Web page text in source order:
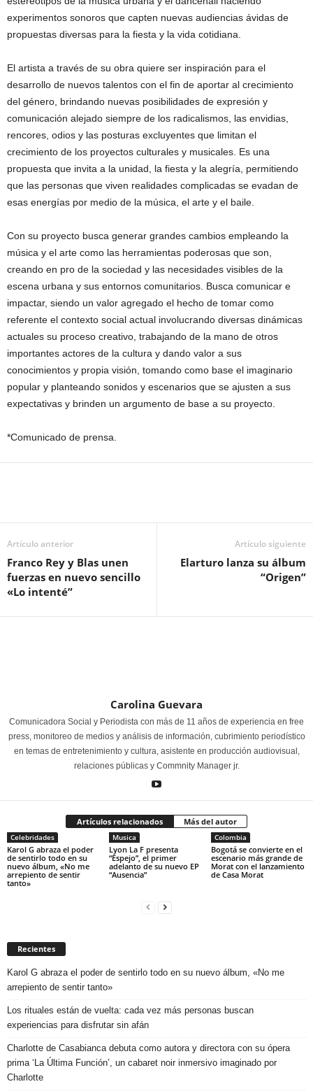
experimentos sonoros que capten nuevas audiencias ávidas de
propuestas diversas para la fiesta y la vida cotidiana.
El artista a través de su obra quiere ser inspiración para el
desarrollo de nuevos talentos con el fin de aportar al crecimiento
del género, brindando nuevas posibilidades de expresión y
comunicación alejado siempre de los radicalismos, las envidias,
rencores, odios y las posturas excluyentes que limitan el
crecimiento de los proyectos culturales y musicales. Es una
propuesta que invita a la unidad, la fiesta y la alegría, permitiendo
que las personas que viven realidades complicadas se evadan de
esas energías por medio de la música, el arte y el baile.
Con su proyecto busca generar grandes cambios empleando la
música y el arte como las herramientas poderosas que son,
creando en pro de la sociedad y las necesidades visibles de la
escena urbana y sus entornos comunitarios. Busca comunicar e
impactar, siendo un valor agregado el hecho de tomar como
referente el contexto social actual involucrando diversas dinámicas
actuales su proceso creativo, trabajando de la mano de otros
importantes actores de la cultura y dando valor a sus
conocimientos y propia visión, tomando como base el imaginario
popular y planteando sonidos y escenarios que se ajusten a sus
expectativas y brinden un argumento de base a su proyecto.
*Comunicado de prensa.
Artículo anterior
Franco Rey y Blas unen
fuerzas en nuevo sencillo
«Lo intenté”
Artículo siguiente
Elarturo lanza su álbum
“Origen”
Carolina Guevara
Comunicadora Social y Periodista con más de 11 años de experiencia en free
press, monitoreo de medios y análisis de información, cubrimiento periodístico
en temas de entretenimiento y cultura, asistente en producción audiovisual,
relaciones públicas y Commnity Manager jr.
Artículos relacionados Más del autor
Celebridades
Karol G abraza el poder
de sentirlo todo en su
nuevo álbum, «No me
arrepiento de sentir
tanto»
Musica
Lyon La F presenta
“Espejo”, el primer
adelanto de su nuevo EP
“Ausencia”
Colombia
Bogotá se convierte en el
escenario más grande de
Morat con el lanzamiento
de Casa Morat
Recientes
Karol G abraza el poder de sentirlo todo en su nuevo álbum, «No me
arrepiento de sentir tanto»
Los rituales están de vuelta: cada vez más personas buscan
experiencias para disfrutar sin afán
Charlotte de Casabianca debuta como autora y directora con su ópera
prima ‘La Última Función’, un cabaret noir inmersivo imaginado por
Charlotte